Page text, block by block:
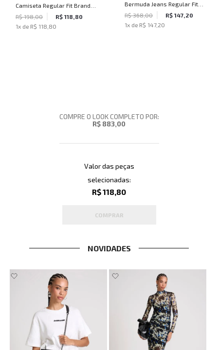
Camiseta Regular Fit Brand
Relief Cinza John John
Masculina
R$ 198,00
R$ 118,80
1x de R$ 118,80
Bermuda Jeans Regular Fit
Lazo John John Masculina
R$ 368,00
R$ 147,20
1x de R$ 147,20
COMPRE O LOOK COMPLETO POR:
R$ 883,00
Valor das peças
selecionadas:
R$ 118,80
COMPRAR
NOVIDADES